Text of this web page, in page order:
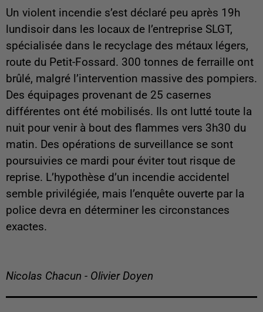
Un violent incendie s’est déclaré peu après 19h
lundisoir dans les locaux de l’entreprise SLGT,
spécialisée dans le recyclage des métaux légers,
route du Petit-Fossard. 300 tonnes de ferraille ont
brûlé, malgré l’intervention massive des pompiers.
Des équipages provenant de 25 casernes
différentes ont été mobilisés. Ils ont lutté toute la
nuit pour venir à bout des flammes vers 3h30 du
matin. Des opérations de surveillance se sont
poursuivies ce mardi pour éviter tout risque de
reprise. L’hypothèse d’un incendie accidentel
semble privilégiée, mais l’enquête ouverte par la
police devra en déterminer les circonstances
exactes.
Nicolas Chacun - Olivier Doyen